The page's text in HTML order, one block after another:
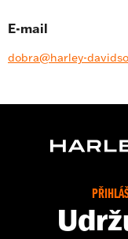
E-mail
dobra@harley-